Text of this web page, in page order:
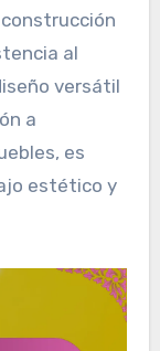
al
versátil
a
es
estético y